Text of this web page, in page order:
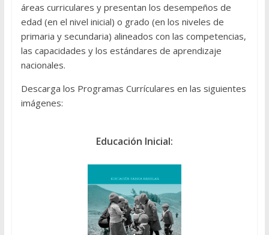
áreas curriculares y presentan los desempeños de
edad (en el nivel inicial) o grado (en los niveles de
primaria y secundaria) alineados con las competencias,
las capacidades y los estándares de aprendizaje
nacionales.
Descarga los Programas Currículares en las siguientes
imágenes:
Educación Inicial: